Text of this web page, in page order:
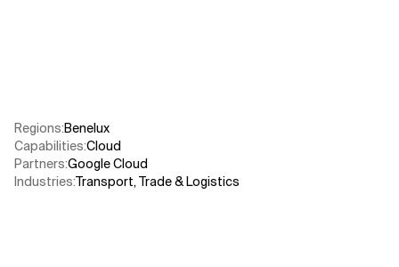
Regions:Benelux
Capabilities:Cloud
Partners:Google Cloud
Industries:Transport, Trade & Logistics